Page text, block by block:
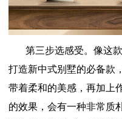
第三步选感受。像这款
打造新中式别墅的必备款
带着柔和的美感，再加上
的效果，会有一种非常质